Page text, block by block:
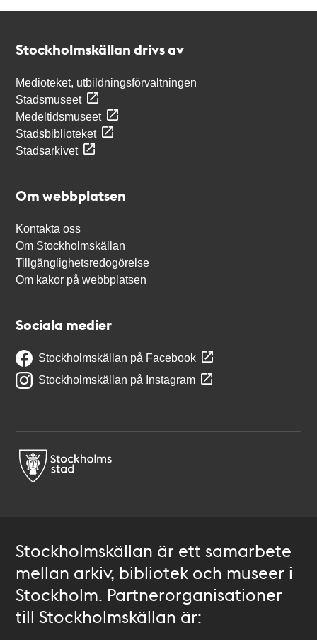
Stockholmskällan drivs av
Medioteket, utbildningsförvaltningen
Stadsmuseet
Medeltidsmuseet
Stadsbiblioteket
Stadsarkivet
Om webbplatsen
Kontakta oss
Om Stockholmskällan
Tillgänglighetsredogörelse
Om kakor på webbplatsen
Sociala medier
Stockholmskällan på Facebook
Stockholmskällan på Instagram
Stockholmskällan är ett samarbete
mellan arkiv, bibliotek och museer i
Stockholm. Partnerorganisationer
till Stockholmskällan är: